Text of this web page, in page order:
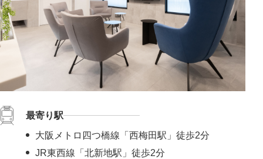
最寄り駅
大阪メトロ四つ橋線「西梅田駅」徒歩2分
JR東西線「北新地駅」徒歩2分